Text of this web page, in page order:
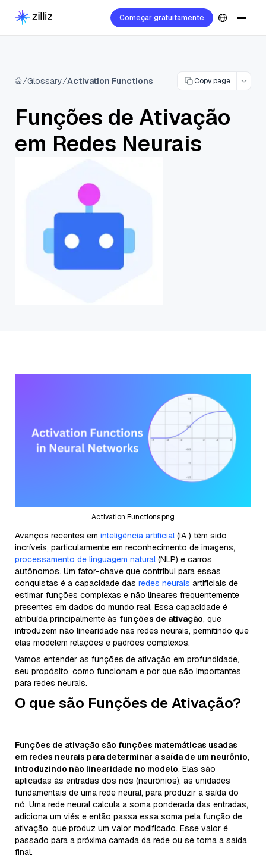
Começar gratuitamente
Glossary Activation Functions Copy page
Funções de Ativação
em Redes Neurais
Activation Functions.png
Avanços recentes em inteligência artificial(IA ) têm sido
incríveis, particularmente em reconhecimento de imagens,
processamento de linguagem natural(NLP) e carros
autônomos. Um fator-chave que contribui para essas
conquistas é a capacidade das redes neurais artificiais de
estimar funções complexas e não lineares frequentemente
presentes em dados do mundo real. Essa capacidade é
atribuída principalmente às funções de ativação, que
introduzem não linearidade nas redes neurais, permitindo que
elas modelem relações e padrões complexos.
Vamos entender as funções de ativação em profundidade,
seu propósito, como funcionam e por que são importantes
para redes neurais.
O que são Funções de Ativação?
Funções de ativação são funções matemáticas usadas
em redes neurais para determinar a saída de um neurônio,
introduzindo não linearidade no modelo. Elas são
aplicadas às entradas dos nós (neurônios), as unidades
fundamentais de uma rede neural, para produzir a saída do
nó. Uma rede neural calcula a soma ponderada das entradas,
adiciona um viés e então passa essa soma pela função de
ativação, que produz um valor modificado. Esse valor é
passado para a próxima camada da rede ou se torna a saída
final.